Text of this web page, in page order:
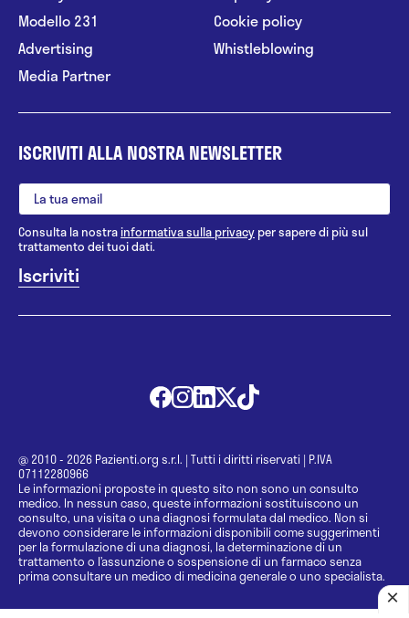
Modello 231
Advertising
Media Partner
Cookie policy
Whistleblowing
ISCRIVITI ALLA NOSTRA NEWSLETTER
Consulta la nostrainformativa sulla privacy per sapere di più sul
trattamento dei tuoi dati.
@ 2010 - 2026 Pazienti.org s.r.l. | Tutti i diritti riservati | P.IVA
07112280966
Le informazioni proposte in questo sito non sono un consulto
medico. In nessun caso, queste informazioni sostituiscono un
consulto, una visita o una diagnosi formulata dal medico. Non si
devono considerare le informazioni disponibili come suggerimenti
per la formulazione di una diagnosi, la determinazione di un
trattamento o l’assunzione o sospensione di un farmaco senza
prima consultare un medico di medicina generale o uno specialista.